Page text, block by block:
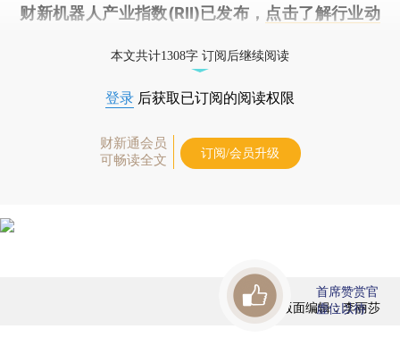
财新机器人产业指数(RII)已发布， 点击了解行业动
本文共计1308字 订阅后继续阅读
登录 后获取已订阅的阅读权限
财新通会员
可畅读全文
订阅/会员升级
版面编辑：李丽莎
首席赞赏官
虚位以待